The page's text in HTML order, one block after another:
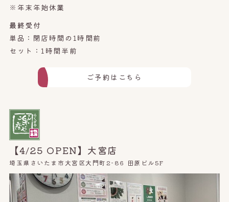
※年末年始休業
最終受付
単品：閉店時間の1時間前
セット：1時間半前
ご予約はこちら
【4/25 OPEN】大宮店
埼玉県さいたま市大宮区大門町2-86 田原ビル5F